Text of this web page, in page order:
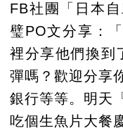
FB社團「日本
璧PO文分享：
裡分享他們換到
彈嗎？歡迎分享
銀行等等。明天
吃個生魚片大餐